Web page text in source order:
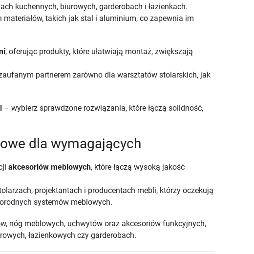
kuchennych, biurowych, garderobach i łazienkach.
takich jak stal i aluminium, co zapewnia im
, oferując produkty, które ułatwiają montaż, zwiększają
partnerem zarówno dla warsztatów stolarskich, jak
– wybierz sprawdzone rozwiązania, które łączą solidność,
dla wymagających
akcesoriów meblowych, które łączą wysoką jakość
projektantach i producentach mebli, którzy oczekują
systemów meblowych.
nóg meblowych, uchwytów oraz akcesoriów funkcyjnych,
łazienkowych czy garderobach.